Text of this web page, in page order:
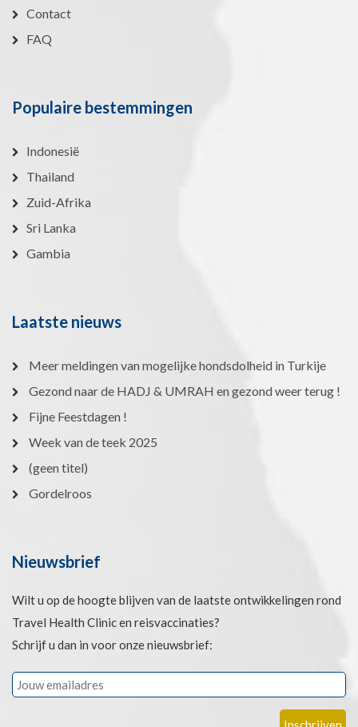
Contact
FAQ
Populaire bestemmingen
Indonesië
Thailand
Zuid-Afrika
Sri Lanka
Gambia
Laatste nieuws
Meer meldingen van mogelijke hondsdolheid in Turkije
Gezond naar de HADJ & UMRAH en gezond weer terug !
Fijne Feestdagen !
Week van de teek 2025
(geen titel)
Gordelroos
Nieuwsbrief
Wilt u op de hoogte blijven van de laatste ontwikkelingen rond
Travel Health Clinic en reisvaccinaties?
Schrijf u dan in voor onze nieuwsbrief: